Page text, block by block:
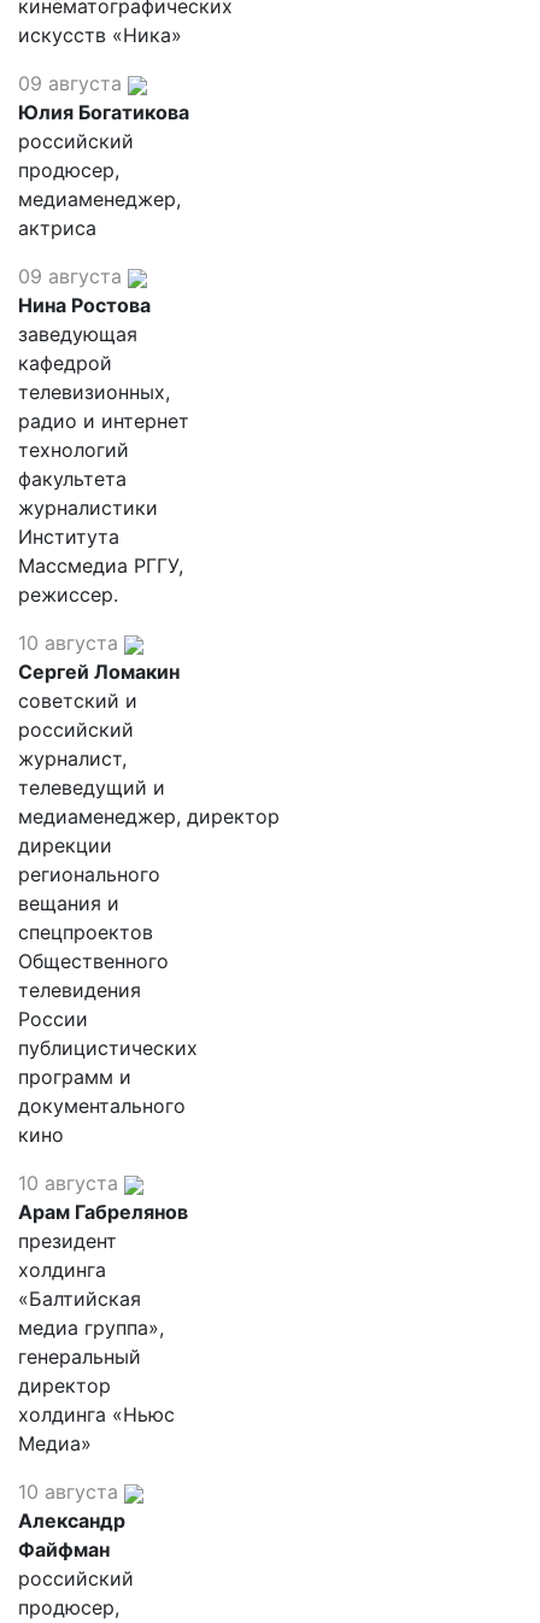
кинематографических
искусств «Ника»
09 августа
Юлия Богатикова
российский
продюсер,
медиаменеджер,
актриса
09 августа
Нина Ростова
заведующая
кафедрой
телевизионных,
радио и интернет
технологий
факультета
журналистики
Института
Массмедиа РГГУ,
режиссер.
10 августа
Сергей Ломакин
советский и
российский
журналист,
телеведущий и
медиаменеджер, директор
дирекции
регионального
вещания и
спецпроектов
Общественного
телевидения
России
публицистических
программ и
документального
кино
10 августа
Арам Габрелянов
президент
холдинга
«Балтийская
медиа группа»,
генеральный
директор
холдинга «Ньюс
Медиа»
10 августа
Александр
Файфман
российский
продюсер,